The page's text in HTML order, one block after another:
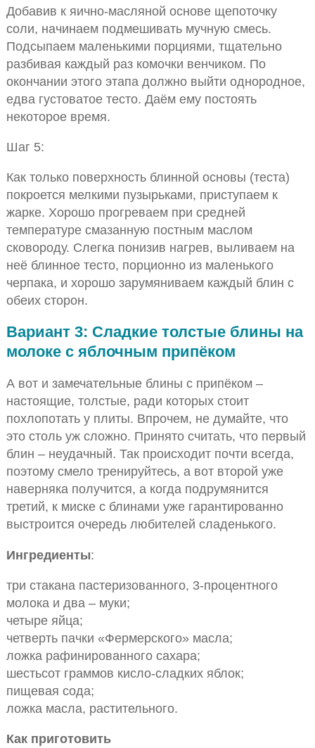
Добавив к яично-масляной основе щепоточку
соли, начинаем подмешивать мучную смесь.
Подсыпаем маленькими порциями, тщательно
разбивая каждый раз комочки венчиком. По
окончании этого этапа должно выйти однородное,
едва густоватое тесто. Даём ему постоять
некоторое время.
Шаг 5:
Как только поверхность блинной основы (теста)
покроется мелкими пузырьками, приступаем к
жарке. Хорошо прогреваем при средней
температуре смазанную постным маслом
сковороду. Слегка понизив нагрев, выливаем на
неё блинное тесто, порционно из маленького
черпака, и хорошо зарумяниваем каждый блин с
обеих сторон.
Вариант 3: Сладкие толстые блины на
молоке с яблочным припёком
А вот и замечательные блины с припёком –
настоящие, толстые, ради которых стоит
похлопотать у плиты. Впрочем, не думайте, что
это столь уж сложно. Принято считать, что первый
блин – неудачный. Так происходит почти всегда,
поэтому смело тренируйтесь, а вот второй уже
наверняка получится, а когда подрумянится
третий, к миске с блинами уже гарантированно
выстроится очередь любителей сладенького.
Ингредиенты:
три стакана пастеризованного, 3-процентного
молока и два – муки;
четыре яйца;
четверть пачки «Фермерского» масла;
ложка рафинированного сахара;
шестьсот граммов кисло-сладких яблок;
пищевая сода;
ложка масла, растительного.
Как приготовить